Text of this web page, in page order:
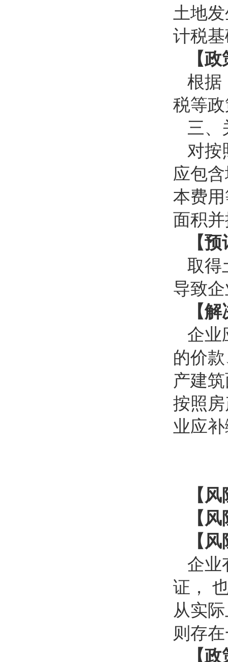
土地
计税
【
根据
税等
三、
对按
应包
本费
面积
【
取得
导致
【
企业
的价
产建
按照
业应
【
【
【
企业
证，
从实
则存
【